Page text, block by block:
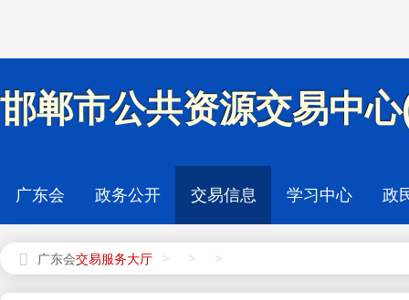
邯郸市公共资源交易中
广东会 政务公开 交易信息 学习中心 政
广东会 > > >